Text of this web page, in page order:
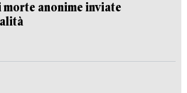
anonime inviate